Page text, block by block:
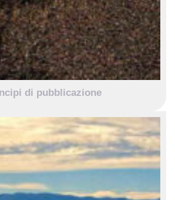
di pubblicazione